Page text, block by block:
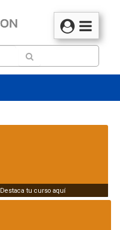
Destaca tu curso aquí